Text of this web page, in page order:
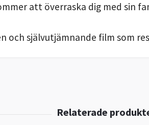
att överraska dig med sin
och självutjämnande film som